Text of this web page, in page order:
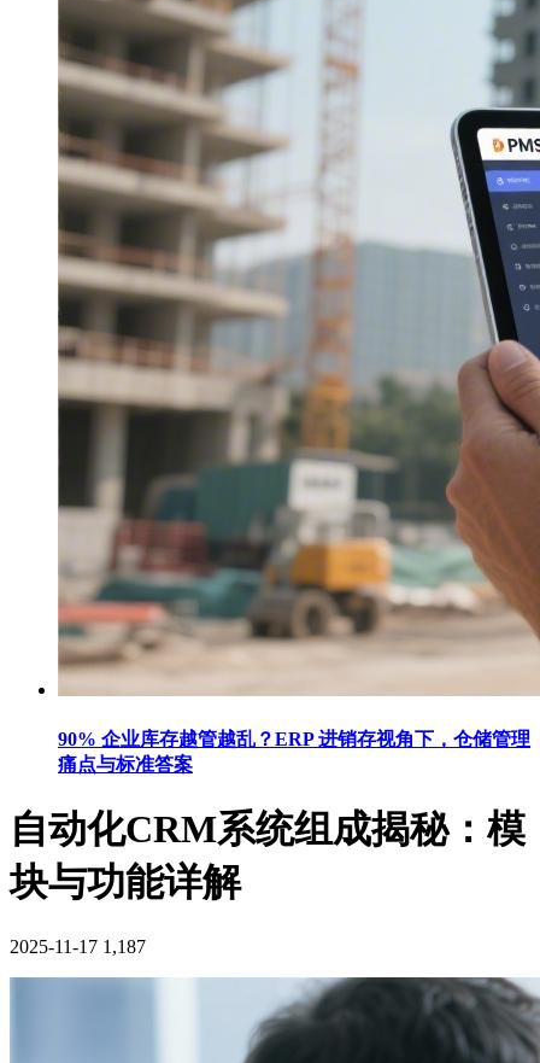
90% 企业库存越管越乱？ERP 进销存视角下，仓储管理
痛点与标准答案
自动化CRM系统组成揭秘：模
块与功能详解
2025-11-17 1,187